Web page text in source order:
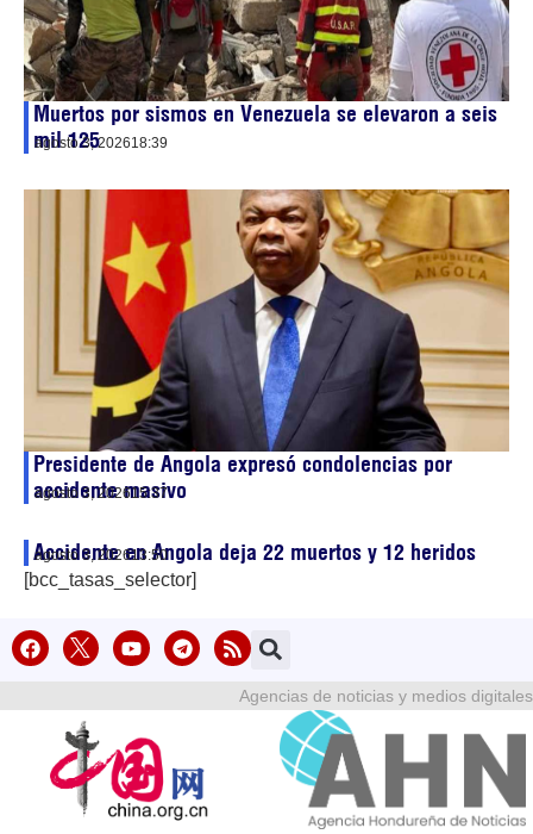
Muertos por sismos en Venezuela se elevaron a seis
mil 125
agosto 3, 202618:39
Presidente de Angola expresó condolencias por
accidente masivo
agosto 3, 202615:37
Accidente en Angola deja 22 muertos y 12 heridos
agosto 3, 202613:50
[bcc_tasas_selector]
Agencias de noticias y medios digitales